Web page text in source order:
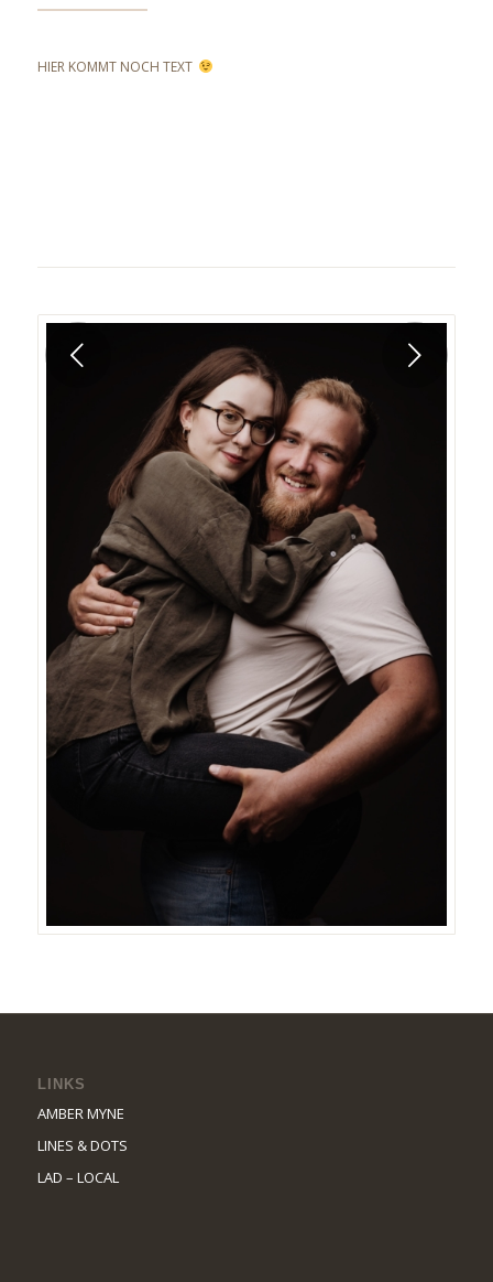
HIER KOMMT NOCH TEXT
Weiter
LINKS
AMBER MYNE
LINES & DOTS
LAD – LOCAL